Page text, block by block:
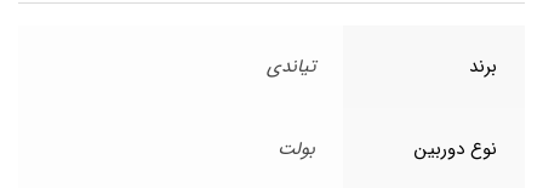
برند تیاندی
نوع دوربین بولت